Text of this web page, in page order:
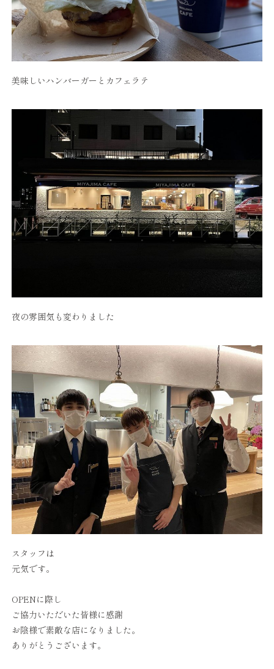
美味しいハンバーガーとカフェラテ
夜の雰囲気も変わりました
スタッフは
元気です。
OPENに際し
ご協力いただいた皆様に感謝
お陰様で素敵な店になりました。
ありがとうございます。